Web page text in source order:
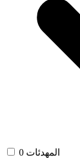
المهدئات 0